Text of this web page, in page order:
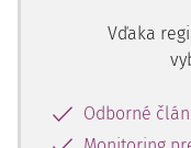
stanoviská strán;
na neverejnom
vyhlasuje
Vďaka
Odborné